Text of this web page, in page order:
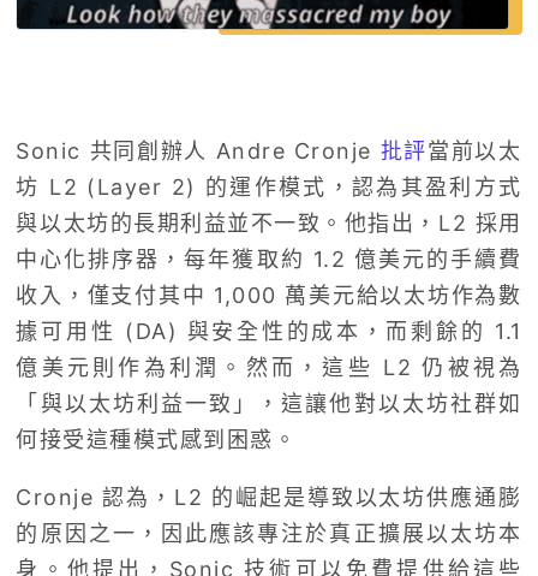
Sonic 共同創辦人 Andre Cronje 批評當前以太
坊 L2 (Layer 2) 的運作模式，認為其盈利方式
與以太坊的長期利益並不一致。他指出，L2 採用
中心化排序器，每年獲取約 1.2 億美元的手續費
收入，僅支付其中 1,000 萬美元給以太坊作為數
據可用性 (DA) 與安全性的成本，而剩餘的 1.1
億美元則作為利潤。然而，這些 L2 仍被視為
「與以太坊利益一致」，這讓他對以太坊社群如
何接受這種模式感到困惑。
Cronje 認為，L2 的崛起是導致以太坊供應通膨
的原因之一，因此應該專注於真正擴展以太坊本
身。他提出，Sonic 技術可以免費提供給這些